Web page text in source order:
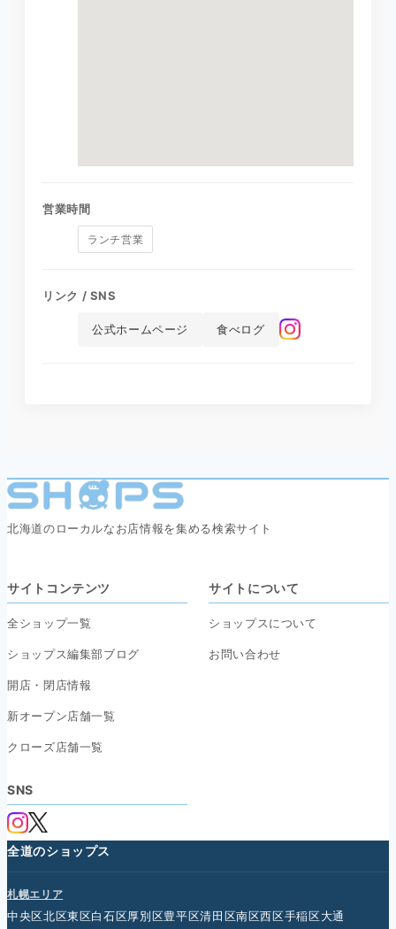
営業時間
ランチ営業
リンク / SNS
公式ホームページ 食べログ
北海道のローカルなお店情報を集める検索サイト
サイトコンテンツ
全ショップ一覧
ショップス編集部ブログ
開店・閉店情報
新オープン店舗一覧
クローズ店舗一覧
サイトについて
ショップスについて
お問い合わせ
SNS
全道のショップス
札幌エリア
中央区北区東区白石区厚別区豊平区清田区南区西区手稲区大通